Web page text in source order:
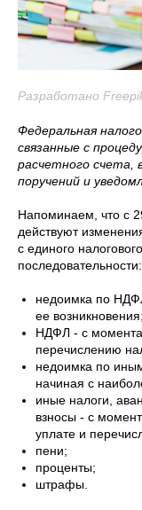
Разработано
Федеральная
связанные с
расчетного счета,
поручений и
Напоминаем, что с
действуют
с единого
последовательности:
недоимка по
ее возникновения;
НДФЛ - с момента
перечислению
недоимка по
начиная с
иные налоги,
взносы - с
уплате и
пени;
проценты;
штрафы.